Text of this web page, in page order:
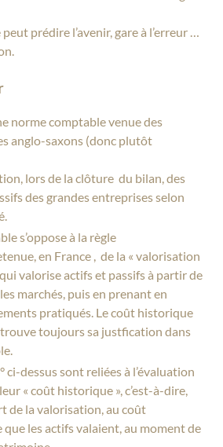
prédire l’avenir, gare à l’erreur …
norme comptable venue des
anglo-saxons (donc plutôt
lors de la clôture du bilan, des
des grandes entreprises selon
s’oppose à la règle
en France , de la « valorisation
valorise actifs et passifs à partir de
marchés, puis en prenant en
pratiqués. Le coût historique
toujours sa justfication dans
ci-dessus sont reliées à l’évaluation
« coût historique », c’est-à-dire,
de la valorisation, au coût
les actifs valaient, au moment de